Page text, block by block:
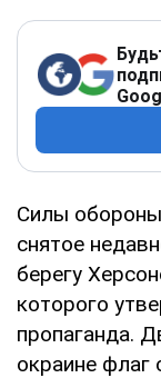
Силы
снятое
берегу
которого
пропаганда.
окраине флаг